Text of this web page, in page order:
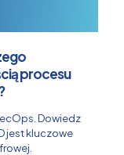
procesu
Dowiedz
jest kluczowe